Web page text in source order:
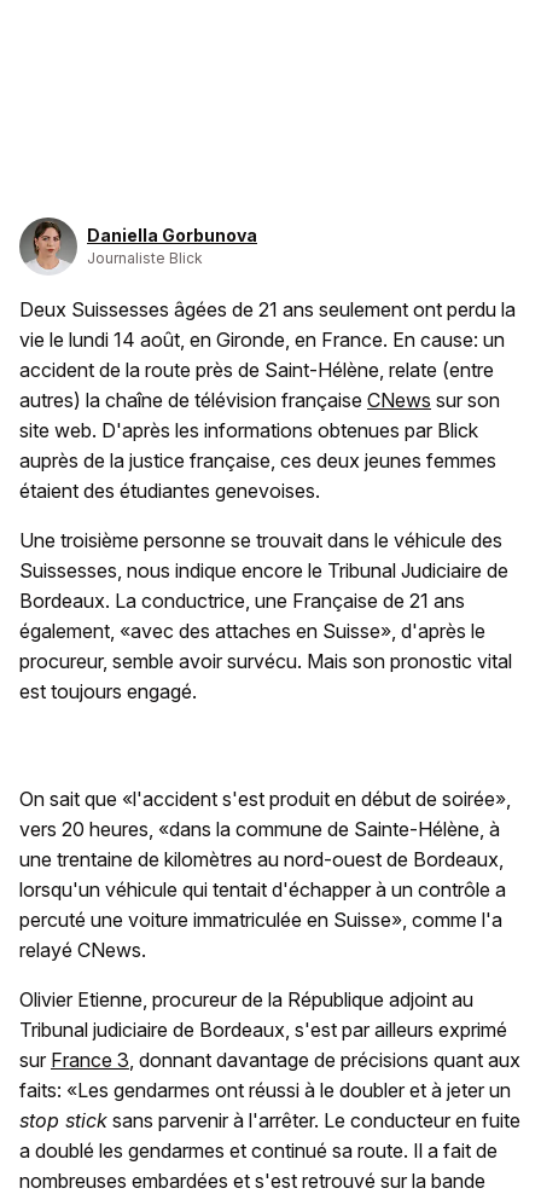
Daniella Gorbunova
Journaliste Blick
Deux Suissesses âgées de 21 ans seulement ont perdu la
vie le lundi 14 août, en Gironde, en France. En cause: un
accident de la route près de Saint-Hélène, relate (entre
autres) la chaîne de télévision française CNews sur son
site web. D'après les informations obtenues par Blick
auprès de la justice française, ces deux jeunes femmes
étaient des étudiantes genevoises.
Une troisième personne se trouvait dans le véhicule des
Suissesses, nous indique encore le Tribunal Judiciaire de
Bordeaux. La conductrice, une Française de 21 ans
également, «avec des attaches en Suisse», d'après le
procureur, semble avoir survécu. Mais son pronostic vital
est toujours engagé.
On sait que «l'accident s'est produit en début de soirée»,
vers 20 heures, «dans la commune de Sainte-Hélène, à
une trentaine de kilomètres au nord-ouest de Bordeaux,
lorsqu'un véhicule qui tentait d'échapper à un contrôle a
percuté une voiture immatriculée en Suisse», comme l'a
relayé CNews.
Olivier Etienne, procureur de la République adjoint au
Tribunal judiciaire de Bordeaux, s'est par ailleurs exprimé
sur France 3 , donnant davantage de précisions quant aux
faits: «Les gendarmes ont réussi à le doubler et à jeter un
stop stick sans parvenir à l'arrêter. Le conducteur en fuite
a doublé les gendarmes et continué sa route. Il a fait de
nombreuses embardées et s'est retrouvé sur la bande